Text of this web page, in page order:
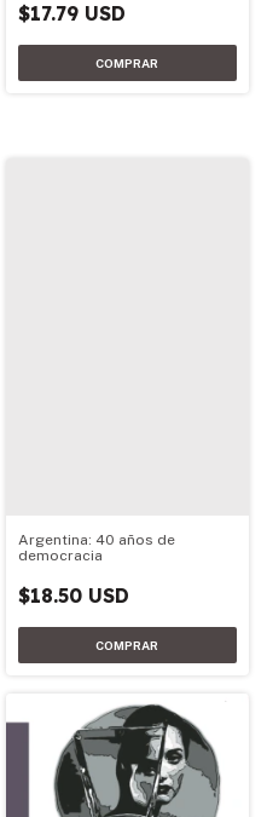
$17.79 USD
Argentina: 40 años de
democracia
$18.50 USD